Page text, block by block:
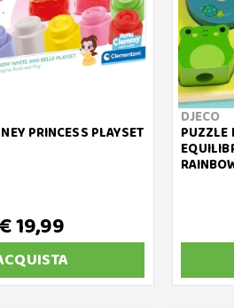
PRINCESS PLAYSET
€ 19,99
DJECO
PUZZLE